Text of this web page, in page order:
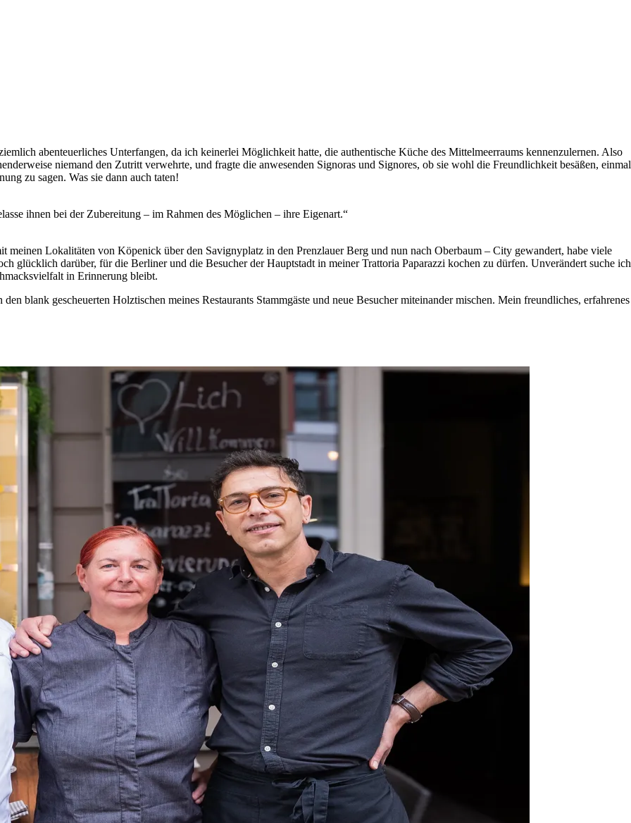
abenteuerliches Unterfangen, da ich keinerlei Möglichkeit hatte, die authentische Küche des Mittelmeerraums kennenzulernen. Also
niemand den Zutritt verwehrte, und fragte die anwesenden Signoras und Signores, ob sie wohl die Freundlichkeit besäßen, einmal
zu sagen. Was sie dann auch taten!
ihnen bei der Zubereitung – im Rahmen des Möglichen – ihre Eigenart.“
meinen Lokalitäten von Köpenick über den Savignyplatz in den Prenzlauer Berg und nun nach Oberbaum – City gewandert, habe viele
glücklich darüber, für die Berliner und die Besucher der Hauptstadt in meiner Trattoria Paparazzi kochen zu dürfen. Unverändert suche ich
in Erinnerung bleibt.
blank gescheuerten Holztischen meines Restaurants Stammgäste und neue Besucher miteinander mischen. Mein freundliches, erfahrenes